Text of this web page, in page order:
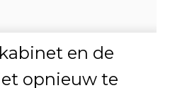
en de
opnieuw te